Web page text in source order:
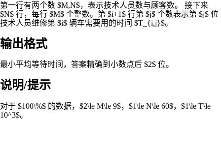
第一行有两个数 $M,N$，表示技术人员数与顾客数。 接下来
$N$ 行，每行 $M$ 个整数。第 $i+1$ 行第 $j$ 个数表示第 $j$ 位
技术人员维修第 $i$ 辆车需要用的时间 $T_{i,j}$。
输出格式
最小平均等待时间，答案精确到小数点后 $2$ 位。
说明/提示
对于 $100\%$ 的数据，$2\le M\le 9$，$1\le N\le 60$，$1\le T\le
10^3$。